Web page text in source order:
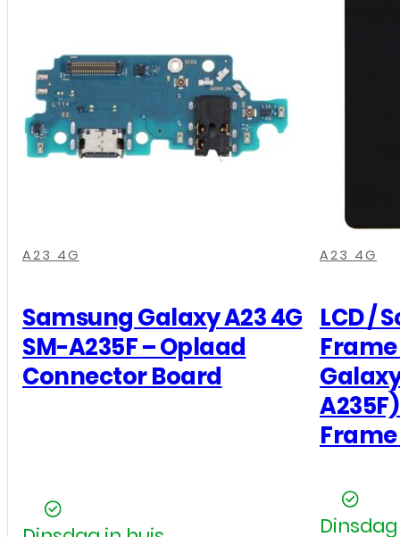
A23 4G
Samsung Galaxy A23 4G
SM-A235F – Oplaad
Connector Board
A23 4G
LCD /